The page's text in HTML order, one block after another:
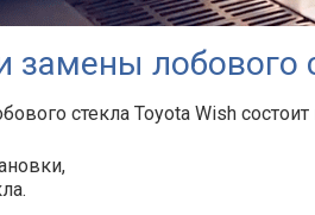
замены лобового
стекла Toyota Wish